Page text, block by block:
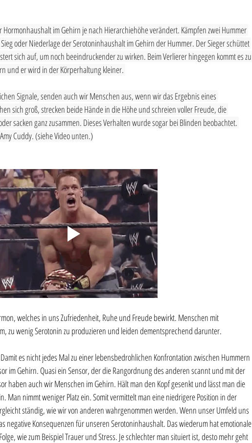
im Gehirn je nach Hierarchiehöhe verändert. Kämpfen zwei Hummer
oder Niederlage der Serotoninhaushalt im Gehirn der Hummer. Der Sieger schüttet
sich auf, um noch beeindruckender zu wirken. Beim Verlierer hingegen kommt es zu
und er wird in der Körperhaltung kleiner.
Signale, senden auch wir Menschen aus, wenn wir das Ergebnis eines
sich groß, strecken beide Hände in die Höhe und schreien voller Freude, die
sacken ganz zusammen. Dieses Verhalten wurde sogar bei Blinden beobachtet.
Cuddy. (siehe Video unten.)
welches in uns Zufriedenheit, Ruhe und Freude bewirkt. Menschen mit
zu wenig Serotonin zu produzieren und leiden dementsprechend darunter.
es nicht jedes Mal zu einer lebensbedrohlichen Konfrontation zwischen Hummern
im Gehirn. Quasi ein Sensor, der die Rangordnung des anderen scannt und mit der
haben auch wir Menschen im Gehirn. Hält man den Kopf gesenkt und lässt man die
Man nimmt weniger Platz ein. Somit vermittelt man eine niedrigere Position in der
ständig, wie wir von anderen wahrgenommen werden. Wenn unser Umfeld uns
negative Konsequenzen für unseren Serotoninhaushalt. Das wiederum hat emotionale
wie zum Beispiel Trauer und Stress. Je schlechter man situiert ist, desto mehr geht